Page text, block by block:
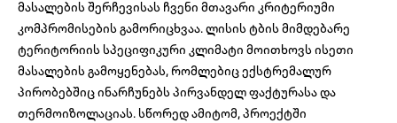
მასალების შერჩევისას ჩვენი მთავარი კრიტერიუმი
კომპრომისების გამორიცხვაა. ლისის ტბის მიმდებარე
ტერიტორიის სპეციფიკური კლიმატი მოითხოვს ისეთი
მასალების გამოყენებას, რომლებიც ექსტრემალურ
პირობებშიც ინარჩუნებს პირვანდელ ფაქტურასა და
თერმოიზოლაციას. სწორედ ამიტომ, პროექტში